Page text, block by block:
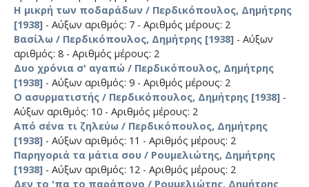
Η μικρή των ποδαράδων / Περδικόπουλος, Δημήτρης
[1938] - Αύξων αριθμός: 7 - Αριθμός μέρους: 2
Βασίλω / Περδικόπουλος, Δημήτρης [1938] - Αύξων
αριθμός: 8 - Αριθμός μέρους: 2
Δυο χρόνια σ' αγαπώ / Περδικόπουλος, Δημήτρης
[1938] - Αύξων αριθμός: 9 - Αριθμός μέρους: 2
Ο ασυρματιστής / Περδικόπουλος, Δημήτρης [1938] -
Αύξων αριθμός: 10 - Αριθμός μέρους: 2
Από σένα τι ζηλεύω / Περδικόπουλος, Δημήτρης
[1938] - Αύξων αριθμός: 11 - Αριθμός μέρους: 2
Παρηγοριά τα μάτια σου / Ρουμελιώτης, Δημήτρης
[1938] - Αύξων αριθμός: 12 - Αριθμός μέρους: 2
Δεν το 'πα το παράπονο / Ρουμελιώτης, Δημήτρης